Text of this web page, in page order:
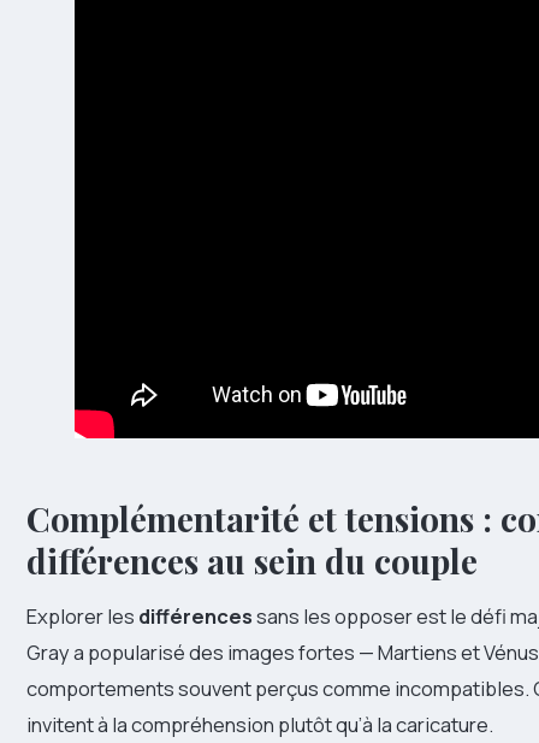
Complémentarité et tensions :
différences au sein du couple
Explorer les différencessans les opposer est le défi
Gray a popularisé des images fortes — Martiens et
comportements souvent perçus comme incompatibles.
invitent à la compréhension plutôt qu’à la caricature.